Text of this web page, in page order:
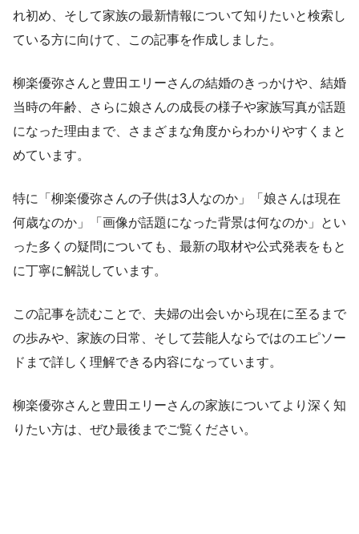
れ初め、そして家族の最新情報について知りたいと検索し
ている方に向けて、この記事を作成しました。
柳楽優弥さんと豊田エリーさんの結婚のきっかけや、結婚
当時の年齢、さらに娘さんの成長の様子や家族写真が話題
になった理由まで、さまざまな角度からわかりやすくまと
めています。
特に「柳楽優弥さんの子供は3人なのか」「娘さんは現在
何歳なのか」「画像が話題になった背景は何なのか」とい
った多くの疑問についても、最新の取材や公式発表をもと
に丁寧に解説しています。
この記事を読むことで、夫婦の出会いから現在に至るまで
の歩みや、家族の日常、そして芸能人ならではのエピソー
ドまで詳しく理解できる内容になっています。
柳楽優弥さんと豊田エリーさんの家族についてより深く知
りたい方は、ぜひ最後までご覧ください。